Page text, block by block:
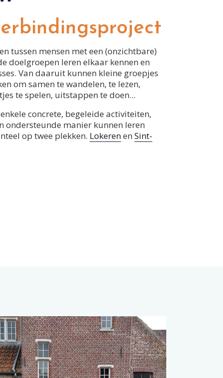
tussen mensen met een (onzichtbare)
doelgroepen leren elkaar kennen en
Van daaruit kunnen kleine groepjes
om samen te wandelen, te lezen,
te spelen, uitstappen te doen...
concrete, begeleide activiteiten,
ondersteunde manier kunnen leren
op twee plekken. Lokerenen Sint-